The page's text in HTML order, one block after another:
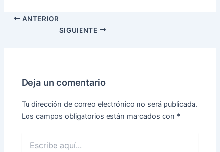
ANTERIOR
SIGUIENTE
Deja un comentario
Tu dirección de correo electrónico no será publicada.
Los campos obligatorios están marcados con *
aquí...